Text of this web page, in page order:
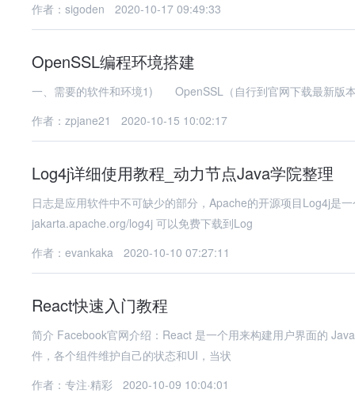
作者：sigoden
2020-10-17 09:49:33
OpenSSL编程环境搭建
一、需要的软件和环境1) OpenSSL（自行到官网下载最新版
作者：zpjane21
2020-10-15 10:02:17
Log4j详细使用教程_动力节点Java学院整理
日志是应用软件中不可缺少的部分，Apache的开源项目Log4j是
jakarta.apache.org/log4j 可以免费下载到Log
作者：evankaka
2020-10-10 07:27:11
React快速入门教程
简介 Facebook官网介绍：React 是一个用来构建用户界面的
件，各个组件维护自己的状态和UI，当状
作者：专注·精彩
2020-10-09 10:04:01